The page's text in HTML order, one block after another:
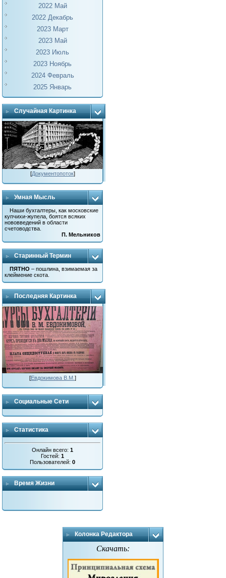
2022 Май
2022 Декабрь
2023 Март
2023 Май
2023 Июль
2023 Ноябрь
2024 Февраль
2025 Январь
Случайная Картинка
[Документопоток]
Умная Мысль
Наши бухгалтеры, как московские
купчихи-жупела, боятся всяких
нововведений в области
счетоводства.
П. Мельников
Старинный Термин
ПЯТНО – пошлина, взимаемая за
клеймение скота.
Последняя Картинка
[Евдокимова В.М. ]
Социальные Сети
Статистика
Онлайн всего:1
Гостей:1
Пользователей:0
Время Жизни
Колонка Редактора
Скачать: